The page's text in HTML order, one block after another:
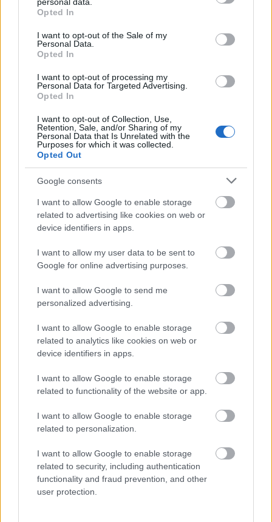
grant or deny consent to Google and its third-party tags to
use your data for below specified purposes in below Google
consent section.
Opted In
I want to opt-out of the Sale of my
Personal Data.
Opted In
I want to opt-out of processing my
Personal Data for Targeted Advertising.
Opted In
I want to opt-out of Collection, Use,
Retention, Sale, and/or Sharing of my
Personal Data that Is Unrelated with the
Purposes for which it was collected.
Opted Out
Google consents
I want to allow Google to enable storage
related to advertising like cookies on web or
device identifiers in apps.
I want to allow my user data to be sent to
Google for online advertising purposes.
I want to allow Google to send me
personalized advertising.
I want to allow Google to enable storage
related to analytics like cookies on web or
device identifiers in apps.
I want to allow Google to enable storage
related to functionality of the website or app.
I want to allow Google to enable storage
related to personalization.
I want to allow Google to enable storage
related to security, including authentication
functionality and fraud prevention, and other
user protection.